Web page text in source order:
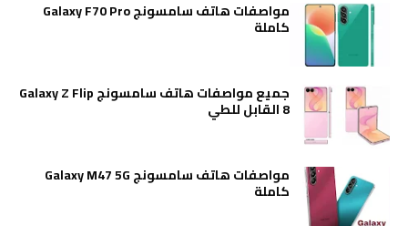
مواصفات هاتف سامسونج Galaxy F70 Pro
كاملة
جميع مواصفات هاتف سامسونج Galaxy Z Flip
8 القابل للطي
مواصفات هاتف سامسونج Galaxy M47 5G
كاملة